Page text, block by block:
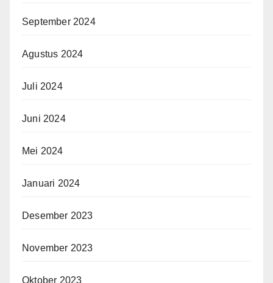
September 2024
Agustus 2024
Juli 2024
Juni 2024
Mei 2024
Januari 2024
Desember 2023
November 2023
Oktober 2023